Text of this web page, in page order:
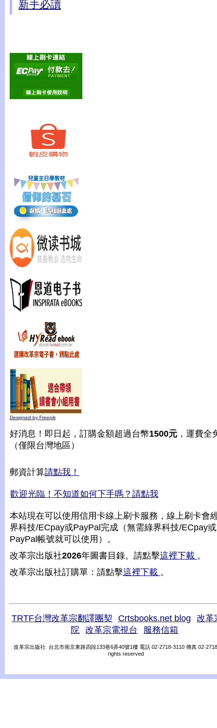
新手必讀
Designed by Freepik
好消息！即日起，訂購金額超過台幣1500元 ，運費全
（僅限台灣地區）
郵資計算請點我！
歡迎光臨！不知道如何下手嗎？請點我
本站現在可以使用信用卡線上刷卡服務，線上刷卡會
界科技/ECpay或PayPal完成（無需綠界科技/ECpay或
PayPal帳號就可以使用）。
改革宗出版社2026年圖書目錄。請點擊這裡下載 。
改革宗出版社訂購單：請點擊這裡下載 。
TRTF台灣改革宗翻譯團契 Crtsbooks.net blog
改革
院
改革宗電視台 服務信箱
改革宗出版社 台北市南京東路四段133巷6弄40號1樓 電話 02-2718-3110 傳真 02-
rights reserved